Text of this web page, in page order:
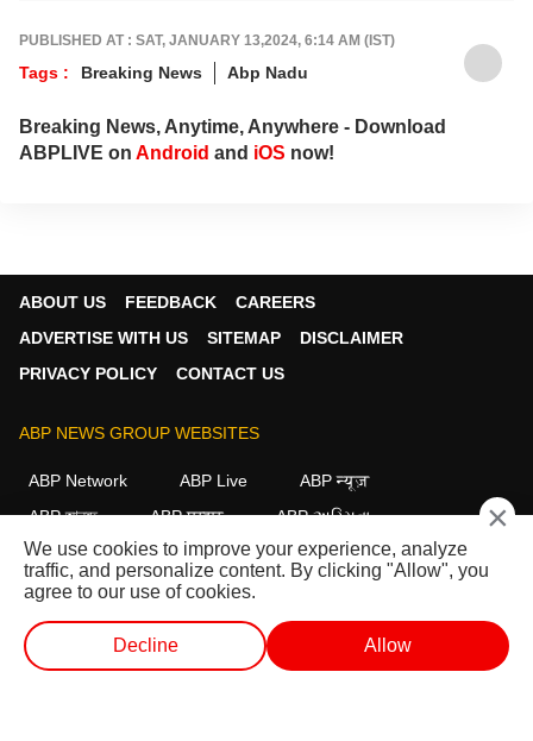
completing his studies in Mechanical
Engineering. He researches and provides
accurate and detailed updated news on
people's daily commute, financial advice for
future savings, and infrastructure for
PUBLISHED AT : SAT, JANUARY 13,2024, 6:14 AM (IST)
Tags : Breaking News Abp Nadu
Breaking News, Anytime, Anywhere - Download
ABPLIVE on Android and iOS now!
ABOUT US FEEDBACK
CAREERS
ADVERTISE WITH US
SITEMAP
DISCLAIMER
PRIVACY POLICY
CONTACT US
ABP NEWS GROUP WEBSITES
ABP Network ABP Live
ABP न्यूज़
ABP আনন্দ
ABP माझा
ABP અસ્મિતા
ABP Ganga
ABP ਸਾਂਝਾ ABP நாடு ABP దేశం
FOLLOW US
×
We use cookies to improve your experience, analyze
traffic, and personalize content. By clicking "Allow", you
agree to our use of cookies.
Decline Allow